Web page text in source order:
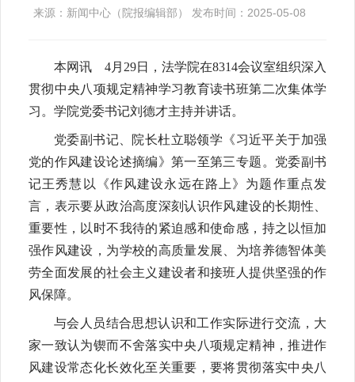
来源：新闻中心（院报编辑部） 发布时间：2025-05-08
本网讯 4月29日，法学院在8314会议室组织深入
贯彻中央八项规定精神学习教育读书班第二次集体学
习。学院党委书记刘德才主持并讲话。
党委副书记、院长杜立聪领学《习近平关于加强
党的作风建设论述摘编》第一至第三专题。党委副书
记王秀慧以《作风建设永远在路上》为题作重点发
言，表示要从政治高度深刻认识作风建设的长期性、
重要性，以时不我待的紧迫感和使命感，持之以恒加
强作风建设，为学校的高质量发展、为培养德智体美
劳全面发展的社会主义建设者和接班人提供坚强的作
风保障。
与会人员结合思想认识和工作实际进行交流，大
家一致认为锲而不舍落实中央八项规定精神，推进作
风建设常态化长效化至关重要，要将贯彻落实中央八